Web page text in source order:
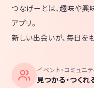
つなげーとは、趣味や興
アプリ。
新しい出会いが、毎日をも
イベント・コミュニ
見つかる・つくれ